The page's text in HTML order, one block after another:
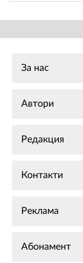
За нас
Автори
Редакция
Контакти
Реклама
Абонамент